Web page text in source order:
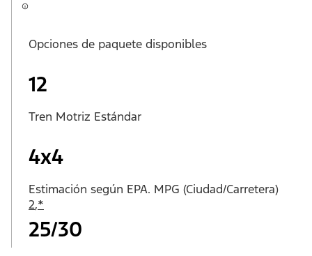
Opciones de paquete disponibles
12
Tren Motriz Estándar
4x4
Estimación según EPA. MPG (Ciudad/Carretera)
2,*
25/30